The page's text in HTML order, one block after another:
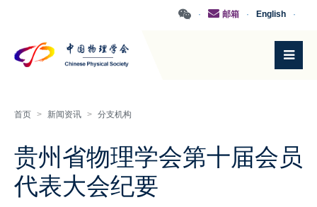
·
English
·
邮箱
·
首页 > 新闻资讯 > 分支机构
贵州省物理学会第十届会员
代表大会纪要